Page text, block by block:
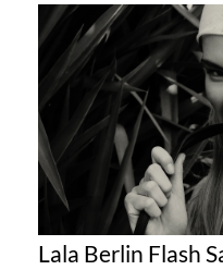
Lala Berlin Flash